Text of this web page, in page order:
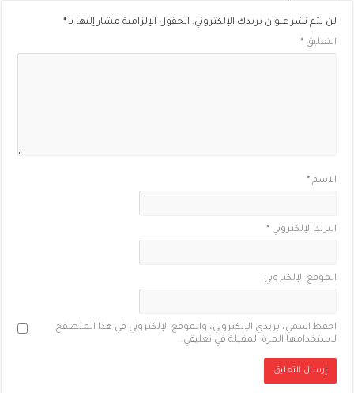
لن يتم نشر عنوان بريدك الإلكتروني. الحقول الإلزامية مشار إليها بـ*
التعليق*
الاسم*
البريد الإلكتروني*
الموقع الإلكتروني
احفظ اسمي، بريدي الإلكتروني، والموقع الإلكتروني في هذا المتصفح
لاستخدامها المرة المقبلة في تعليقي.